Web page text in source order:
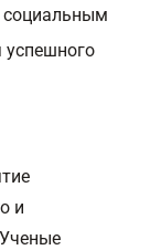
социальным
успешного
и